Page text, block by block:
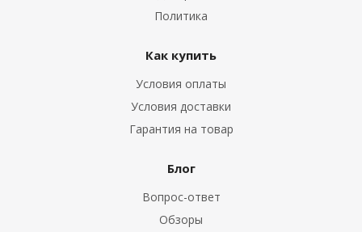
Политика
Как купить
Условия оплаты
Условия доставки
Гарантия на товар
Блог
Вопрос-ответ
Обзоры